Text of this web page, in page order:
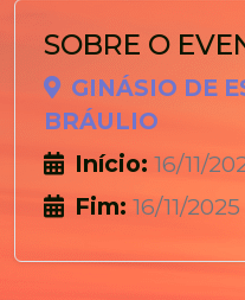
SOBRE O
GINÁSIO DE
BRÁULIO
Início: 16/11/
Fim: 16/11/